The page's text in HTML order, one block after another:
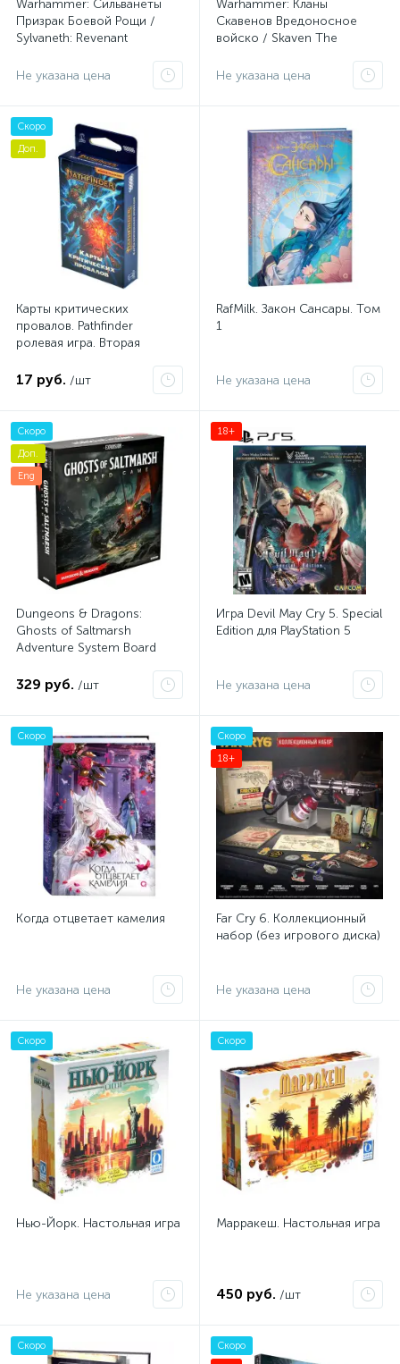
Warhammer: Сильванеты
Призрак Боевой Рощи /
Sylvaneth: Revenant
Не указана цена
Warhammer: Кланы
Скавенов Вредоносное
войско / Skaven The
Не указана цена
Скоро
Доп.
Карты критических
провалов. Pathfinder
ролевая игра. Вторая
17 руб. /шт
RafMilk. Закон Сансары. Том
1
Не указана цена
Скоро
Доп.
Eng
Dungeons & Dragons:
Ghosts of Saltmarsh
Adventure System Board
329 руб. /шт
18+
Игра Devil May Cry 5. Special
Edition для PlayStation 5
Не указана цена
Скоро
Когда отцветает камелия
Не указана цена
Скоро
18+
Far Cry 6. Коллекционный
набор (без игрового диска)
Не указана цена
Скоро
Нью-Йорк. Настольная игра
Не указана цена
Скоро
Марракеш. Настольная игра
450 руб. /шт
Скоро
Скоро